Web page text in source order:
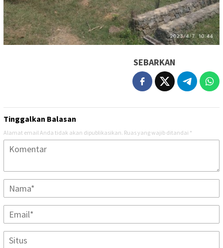
SEBARKAN
Tinggalkan Balasan
Alamat email Anda tidak akan dipublikasikan. Ruas yang wajib ditandai *